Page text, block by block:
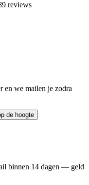
reviews
en we mailen je zodra
de hoogte
binnen 14 dagen — geld